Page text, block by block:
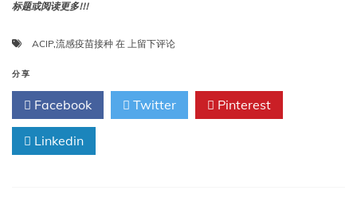
标题或阅读更多!!!
ACIP,流感疫苗接种 在 新
支
持
以
上留下评论
分享
Facebook Twitter Pinterest
Linkedin